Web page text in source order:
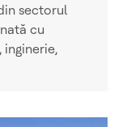
sectorul
cu